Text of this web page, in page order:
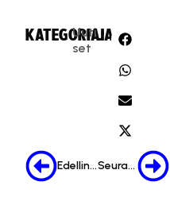
KATEGORIA:
Uuti
set
JAA:
Edellinen Seuraava